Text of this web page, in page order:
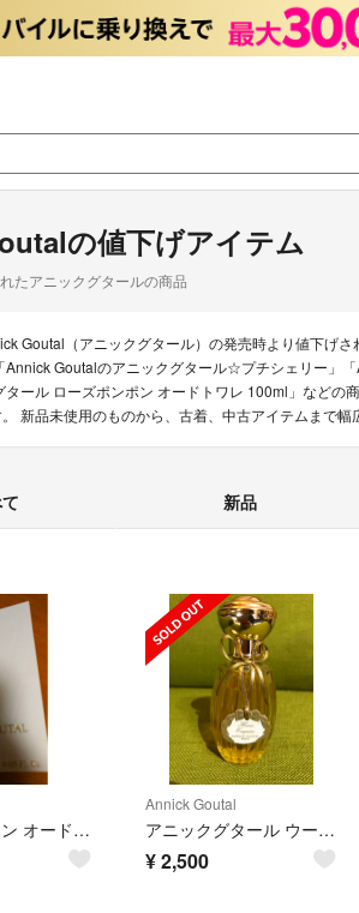
の値下げアイテム
たアニックグタールの商品
Goutal（アニックグタール）の発売時より値下げ
Annick Goutalのアニックグタール☆プチシェリー」
タール ローズポンポン オードトワレ 100ml」など
新品未使用のものから、古着、中古アイテムまで幅
新品
ローズポンポン オードトワレ1.5ml
Annick Goutal
アニックグタール ウールエキスキーズ 100ml
¥2,500